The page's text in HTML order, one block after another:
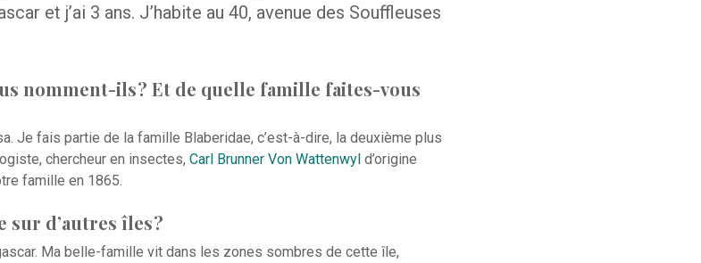
et j’ai 3 ans. J’habite au 40, avenue des Souffleuses
nomment-ils ? Et de quelle famille faites-vous
. Je fais partie de la famille Blaberidae, c’est-à-dire, la deuxième plus
chercheur en insectes, Carl Brunner Von Wattenwyl d’origine
famille en 1865.
sur d’autres îles ?
Ma belle-famille vit dans les zones sombres de cette île,